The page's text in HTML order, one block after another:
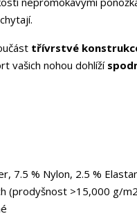
třívrstvé
vašich nohou dohlíží
7.5 % Nylon, 2.5 %
(prodyšnost >15,000 g/